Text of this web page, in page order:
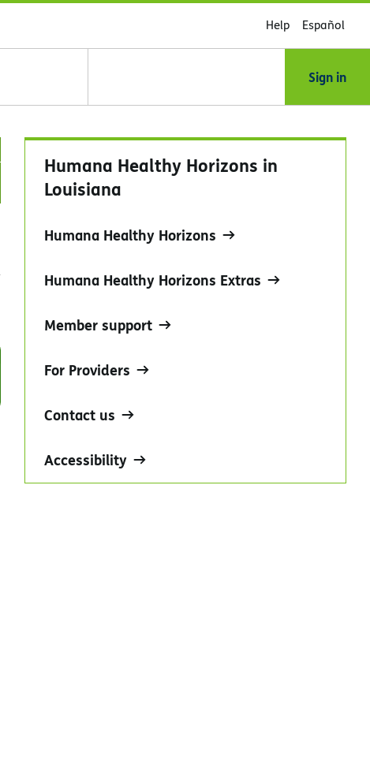
Help Español
Sign in
Humana Healthy Horizons in
Louisiana
Humana Healthy Horizons
Humana Healthy Horizons Extras
Member support
For Providers
Contact us
Accessibility